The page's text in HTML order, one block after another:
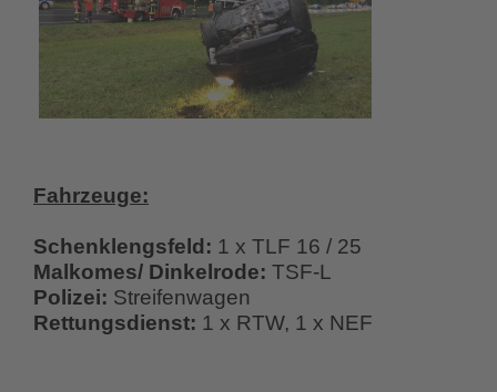
Fahrzeuge:
Schenklengsfeld: 1 x TLF 16 / 25
Malkomes/ Dinkelrode: TSF-L
Polizei: Streifenwagen
Rettungsdienst: 1 x RTW, 1 x NEF